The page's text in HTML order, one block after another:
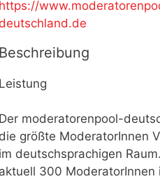
https://
deutschland.de
Beschreibung
Leistung
Der moderatorenpool-
die größte ModeratorInnen
im deutschsprachigen
aktuell 300 ModeratorInnen